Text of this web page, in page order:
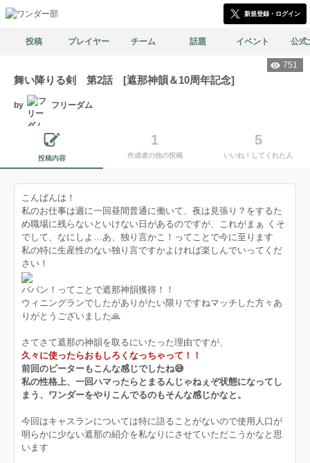
新規登録・ログイン
投稿 プレイヤー チーム 話題 イベント 公式
751
舞い降りる剣 第2話 [遮那神韻＆10周年記念]
by フリーダム
投稿内容
1
作成者の他の投稿
5
いいね！してくれた人
こんばんは！
私のお仕事は週に一回昼間普通に働いて、夜は見張り？をするた
め職場に残らないといけない日があるのですが、これがまぁ くそ
でして、なにしよ…あ、独り言かこ！ってことで今に至ります
私の特に生産性のない独り言ですかよければ楽しんでいってくだ
さい！
ババン！ってことで遮那神韻獲得！！
ウィニングランでしたがありがたい限りですねマッチした方々あ
りがとうございました🙏
さてさて遮那の神韻を取るにいたった理由ですが、
久々に使ったらおもしろくなっちゃって！！
前回のピーターもこんな感じでしたね😅
私の性格上、一回ハマったらとまるんじゃねぇぞ状態になってし
まう、ワンダーをやりこんでるのもそんな感じかなと。
今回はキャスランについては特に語ることがないので使用人口が
明らかに少ない遮那の紹介を私なりにさせていただこうかなと思
います